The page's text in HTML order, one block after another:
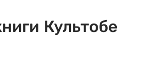
Культобе